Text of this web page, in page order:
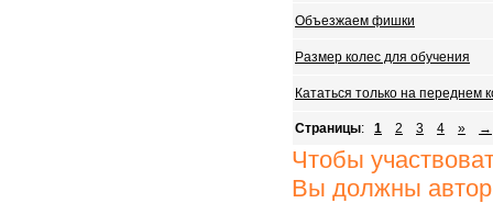
Объезжаем фишки
Размер колес для обучения
Кататься только на переднем
Страницы: 1 2 3 4 » →
Чтобы
Вы должны